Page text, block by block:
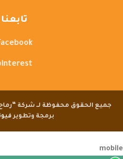
تابعنا
برمجة وتطوير
مرحبا بك , كيف يمكن ان نساعدك